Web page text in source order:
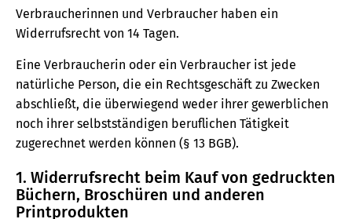
Verbraucherinnen und Verbraucher haben ein
Widerrufsrecht von 14 Tagen.
Eine Verbraucherin oder ein Verbraucher ist jede
natürliche Person, die ein Rechtsgeschäft zu Zwecken
abschließt, die überwiegend weder ihrer gewerblichen
noch ihrer selbstständigen beruflichen Tätigkeit
zugerechnet werden können (§ 13 BGB).
1. Widerrufsrecht beim Kauf von gedruckten
Büchern, Broschüren und anderen
Printprodukten